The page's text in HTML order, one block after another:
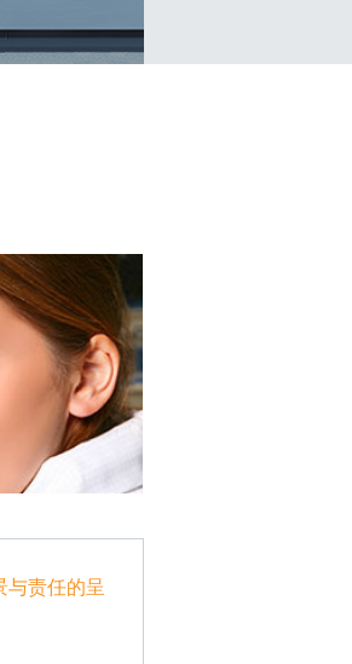
与责任的呈